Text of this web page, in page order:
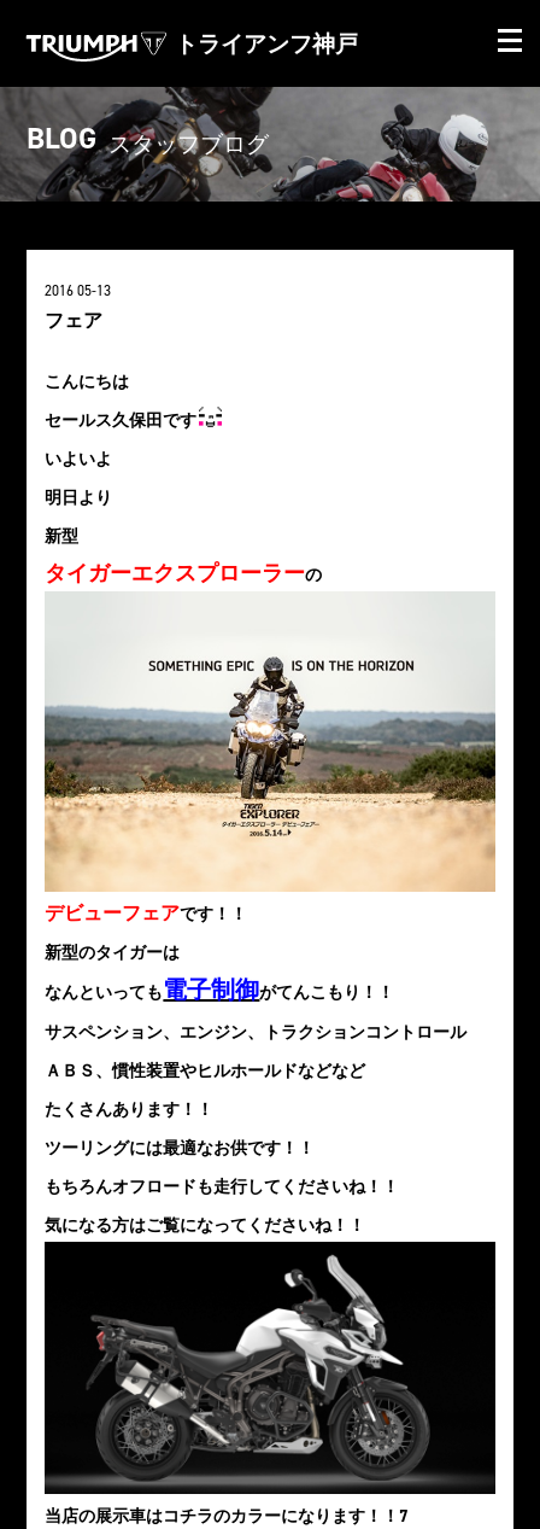
トライアンフ神戸
BLOG スタッフブログ
2016 05-13
フェア
こんにちは
セールス久保田です
いよいよ
明日より
新型
タイガーエクスプローラーの
デビューフェアです！！
新型のタイガーは
なんといっても電子制御がてんこもり！！
サスペンション、エンジン、トラクションコントロール
ＡＢＳ、慣性装置やヒルホールドなどなど
たくさんあります！！
ツーリングには最適なお供です！！
もちろんオフロードも走行してくださいね！！
気になる方はご覧になってくださいね！！
当店の展示車はコチラのカラーになります！！7